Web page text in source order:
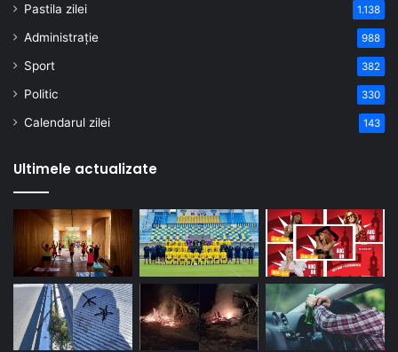
Pastila zilei 1.138
Administrație 988
Sport 382
Politic 330
Calendarul zilei 143
Ultimele actualizate